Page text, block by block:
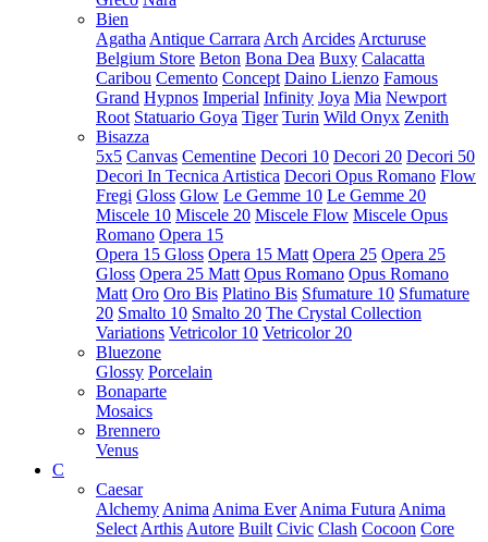
Bien
Agatha Antique Carrara Arch Arcides Arcturuse
Belgium Store Beton Bona Dea Buxy Calacatta
Caribou Cemento Concept Daino Lienzo Famous
Grand Hypnos Imperial Infinity Joya Mia Newport
Root Statuario Goya Tiger Turin Wild Onyx Zenith
Bisazza
5x5 Canvas Cementine Decori 10 Decori 20 Decori 50
Decori In Tecnica Artistica Decori Opus Romano Flow
Fregi Gloss Glow Le Gemme 10 Le Gemme 20
Miscele 10 Miscele 20 Miscele Flow Miscele Opus
Romano Opera 15
Opera 15 Gloss Opera 15 Matt Opera 25 Opera 25
Gloss Opera 25 Matt Opus Romano Opus Romano
Matt Oro Oro Bis Platino Bis Sfumature 10 Sfumature
20 Smalto 10 Smalto 20 The Crystal Collection
Variations Vetricolor 10 Vetricolor 20
Bluezone
Glossy Porcelain
Bonaparte
Mosaics
Brennero
Venus
C
Caesar
Alchemy Anima Anima Ever Anima Futura Anima
Select Arthis Autore Built Civic Clash Cocoon Core